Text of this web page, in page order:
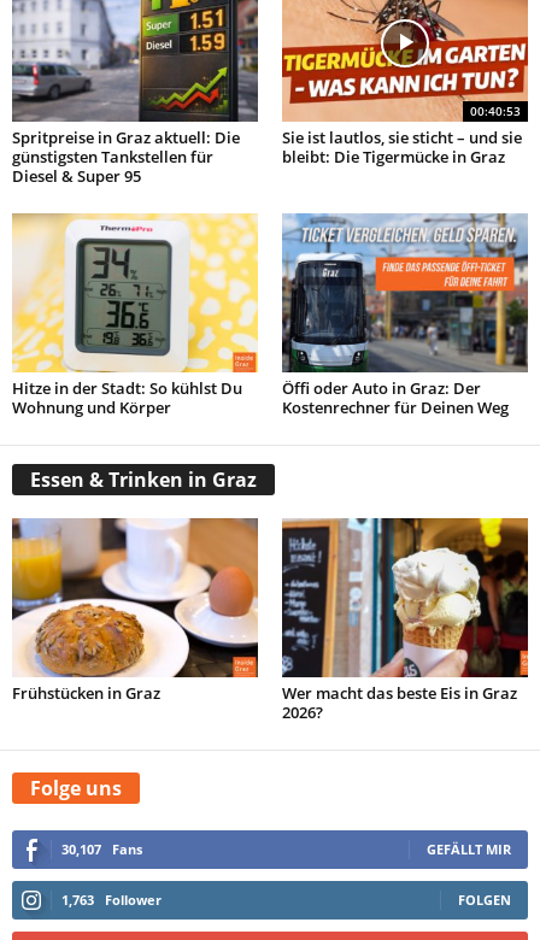
Spritpreise in Graz aktuell: Die
günstigsten Tankstellen für
Diesel & Super 95
00:40:53
Sie ist lautlos, sie sticht – und sie
bleibt: Die Tigermücke in Graz
Hitze in der Stadt: So kühlst Du
Wohnung und Körper
Öffi oder Auto in Graz: Der
Kostenrechner für Deinen Weg
Essen & Trinken in Graz
Frühstücken in Graz
Wer macht das beste Eis in Graz
2026?
Folge uns
30,107 Fans GEFÄLLT MIR
1,763 Follower FOLGEN